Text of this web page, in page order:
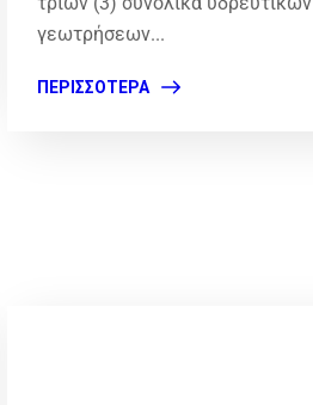
γεωτρήσεων...
ΠΕΡΙΣΣΌΤΕΡΑ